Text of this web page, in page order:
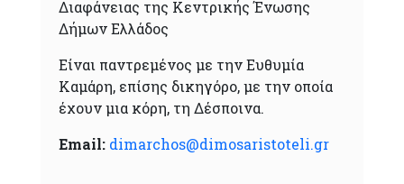
Διαφάνειας της Κεντρικής Ένωσης
Δήμων Ελλάδος
Είναι παντρεμένος με την Ευθυμία
Καμάρη, επίσης δικηγόρο, με την οποία
έχουν μια κόρη, τη Δέσποινα.
Email: dimarchos@dimosaristoteli.gr